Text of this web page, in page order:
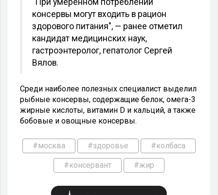
консервы могут входить в рацион
здорового питания", — ранее отметил
кандидат медицинских наук,
гастроэнтеролог, гепатолог Сергей
Вялов.
Среди наиболее полезных специалист выделил
рыбные консервы, содержащие белок, омега-3
жирные кислоты, витамин D и кальций, а также
бобовые и овощные консервы.
#москва #здоровье #колбаса
#консервант #жир